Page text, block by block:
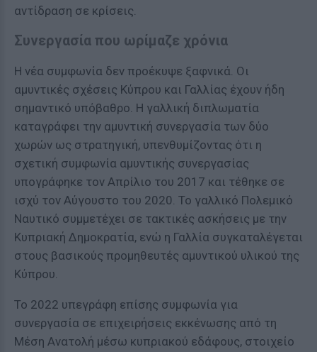
αντίδραση σε κρίσεις.
Συνεργασία που ωρίμαζε χρόνια
Η νέα συμφωνία δεν προέκυψε ξαφνικά. Οι
αμυντικές σχέσεις Κύπρου και Γαλλίας έχουν ήδη
σημαντικό υπόβαθρο. Η γαλλική διπλωματία
καταγράφει την αμυντική συνεργασία των δύο
χωρών ως στρατηγική, υπενθυμίζοντας ότι η
σχετική συμφωνία αμυντικής συνεργασίας
υπογράφηκε τον Απρίλιο του 2017 και τέθηκε σε
ισχύ τον Αύγουστο του 2020. Το γαλλικό Πολεμικό
Ναυτικό συμμετέχει σε τακτικές ασκήσεις με την
Κυπριακή Δημοκρατία, ενώ η Γαλλία συγκαταλέγεται
στους βασικούς προμηθευτές αμυντικού υλικού της
Κύπρου.
Το 2022 υπεγράφη επίσης συμφωνία για
συνεργασία σε επιχειρήσεις εκκένωσης από τη
Μέση Ανατολή μέσω κυπριακού εδάφους, στοιχείο